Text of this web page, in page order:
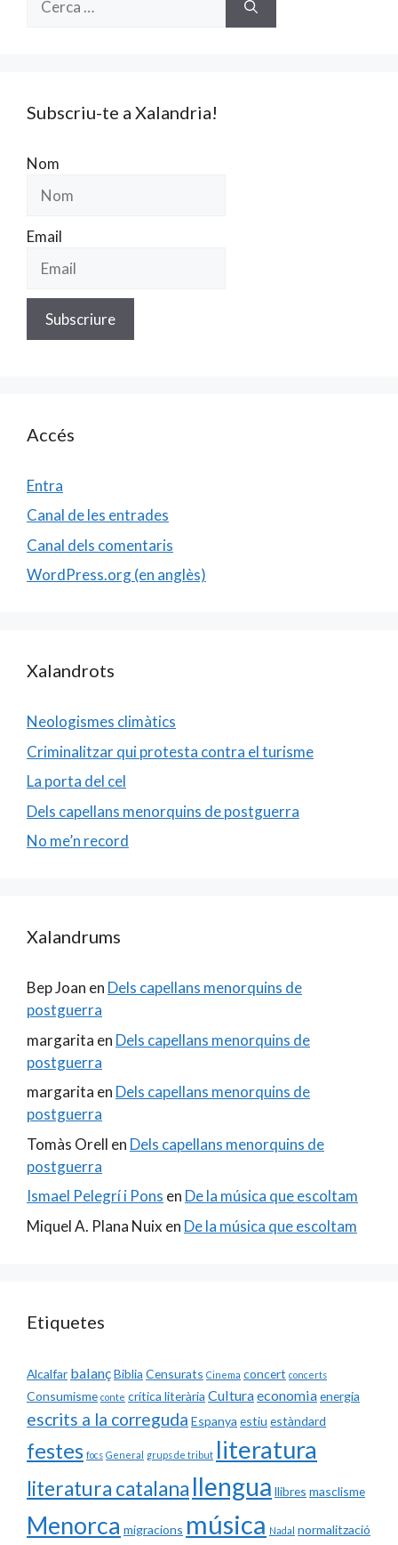
Subscriu-te a Xalandria!
Nom
Email
Accés
Entra
Canal de les entrades
Canal dels comentaris
WordPress.org (en anglès)
Xalandrots
Neologismes climàtics
Criminalitzar qui protesta contra el turisme
La porta del cel
Dels capellans menorquins de postguerra
No me’n record
Xalandrums
Bep Joan en Dels capellans menorquins de
postguerra
margarita en Dels capellans menorquins de
postguerra
margarita en Dels capellans menorquins de
postguerra
Tomàs Orell en Dels capellans menorquins de
postguerra
Ismael Pelegrí i Pons en De la música que escoltam
Miquel A. Plana Nuix en De la música que escoltam
Etiquetes
Alcalfar balançBiblia Censurats Cinema concert concerts
Consumisme conte crítica literària Culturaeconomiaenergia
escrits a la correguda Espanya estiu estàndard
festes focs General grups de tribut literatura
literatura catalana llengua llibres masclisme
Menorca migracions música Nadal normalització